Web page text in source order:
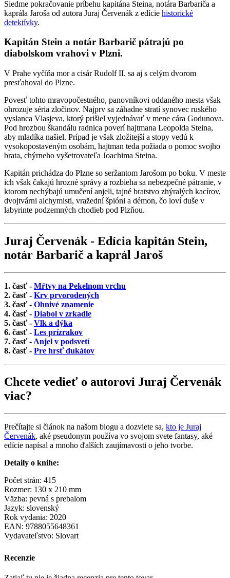
Siedme pokračovanie príbehu kapitána Steina, notára Barbariča a
kaprála Jaroša od autora Juraj Červenák z edície historické
detektívky.
Kapitán Stein a notár Barbarič pátrajú po
diabolskom vrahovi v Plzni.
V Prahe vyčíňa mor a cisár Rudolf II. sa aj s celým dvorom
presťahoval do Plzne.
Povesť tohto mravopočestného, panovníkovi oddaného mesta však
ohrozuje séria zločinov. Najprv sa záhadne stratí synovec ruského
vyslanca Vlasjeva, ktorý prišiel vyjednávať v mene cára Godunova.
Pod hrozbou škandálu radnica poverí hajtmana Leopolda Steina,
aby mladíka našiel. Prípad je však zložitejší a stopy vedú k
vysokopostaveným osobám, hajtman teda požiada o pomoc svojho
brata, chýrneho vyšetrovateľa Joachima Steina.
Kapitán prichádza do Plzne so seržantom Jarošom po boku. V meste
ich však čakajú hrozné správy a rozbieha sa nebezpečné pátranie, v
ktorom nechýbajú umučení anjeli, tajné bratstvo zhýralých kacírov,
dvojtvárni alchymisti, vražední špióni a démon, čo loví duše v
labyrinte podzemných chodieb pod Plzňou.
Juraj Červenák - Edícia kapitán Stein,
notár Barbarič a kaprál Jaroš
1. časť - Mŕtvy na Pekelnom vrchu
2. časť - Krv prvorodených
3. časť - Ohnivé znamenie
4. časť - Diabol v zrkadle
5. časť - Vlk a dýka
6. časť - Les prízrakov
7. časť - Anjel v podsvetí
8. časť - Pre hrsť dukátov
Chcete vedieť o autorovi Juraj Červenák
viac?
Prečítajte si článok na našom blogu a dozviete sa, kto je Juraj
Červenák, aké pseudonym používa vo svojom svete fantasy, aké
edície napísal a mnoho ďalších zaujímavosti o jeho tvorbe.
Detaily o knihe:
Počet strán: 415
Rozmer: 130 x 210 mm
Väzba: pevná s prebalom
Jazyk: slovenský
Rok vydania: 2020
EAN: 9788055648361
Vydavateľstvo: Slovart
Recenzie